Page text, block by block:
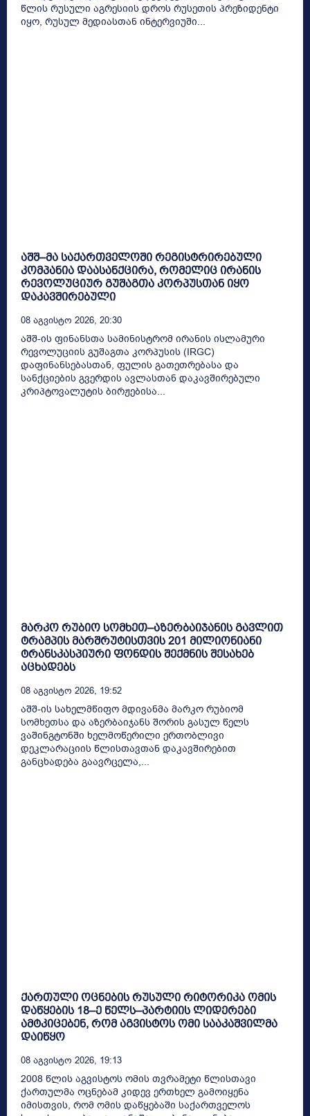
წლის რუსული აგრესიის დროს რუსეთის პრეზიდენტი
იყო, რუსულ მედიასთან ინტერვიუში...
აშშ–მა საქართველოში რეგისტრირებული
კომპანია დაასანქცირა, რომელიც ირანის
რევოლუციურ გუშაგთა კორპუსთან იყო
დაკავშირებული
08 Აგვისტო 2026, 20:30
აშშ-ის ფინანსთა სამინისტრომ ირანის ისლამური
რევოლუციის გუშაგთა კორპუსის (IRGC)
დაფინანსებასთან, ფულის გათეთრებასა და
სანქციების გვერდის ავლასთან დაკავშირებული
კრიპტოვალუტის ბირჟებისა...
მარკო რუბიო სომხეთ–აზერბაიჯანის გავლით
ტრამპის მარშრუტისთვის 201 მილიონიანი
ტრანსკასპიური ფონდის შექმნის შესახებ
აცხადებს
08 Აგვისტო 2026, 19:52
აშშ-ის სახელმწიფო მდივანმა მარკო რუბიომ
სომხეთსა და აზერბაიჯანს შორის გასულ წელს
ვაშინგტონში ხელმოწერილი ერთობლივი
დეკლარაციის წლისთავთან დაკავშირებით
განცხადება გაავრცელა,...
ქართული ოცნების რუსული რიტორიკა ომის
დაწყების 18–ე წელს–პარტიის ლიდერები
ამტკიცებენ, რომ აგვისტოს ომი სააკაშვილმა
დაიწყო
08 Აგვისტო 2026, 19:13
2008 წლის აგვისტოს ომის თვრამეტი წლისთავი
ქართულმა ოცნებამ კიდევ ერთხელ გამოიყენა
იმისთვის, რომ ომის დაწყებაში საქართველოს